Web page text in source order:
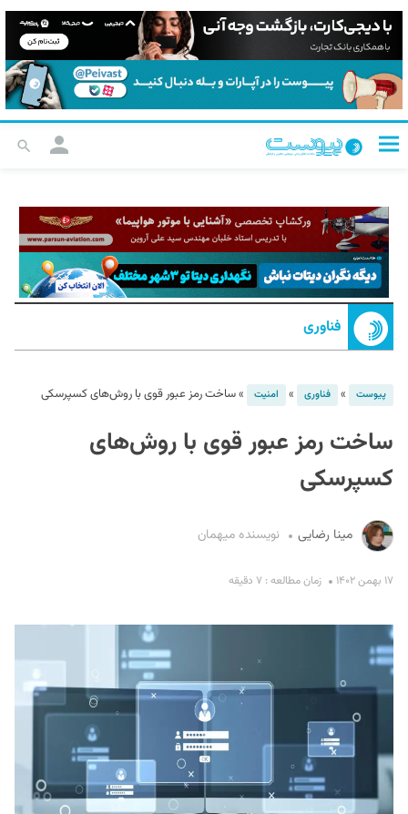
فناوری
پیوست » فناوری » امنیت »ساخت رمز عبور قوی با روش‌های کسپرسکی
ساخت رمز عبور قوی با روش‌های
کسپرسکی
مینا رضایی نویسنده میهمان
۱۷ بهمن ۱۴۰۲ زمان مطالعه : ۷ دقیقه